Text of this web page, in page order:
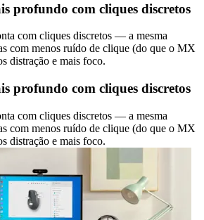
profundo com cliques discretos
com cliques discretos — a mesma
com menos ruído de clique (do que o MX
distração e mais foco.
profundo com cliques discretos
com cliques discretos — a mesma
com menos ruído de clique (do que o MX
distração e mais foco.